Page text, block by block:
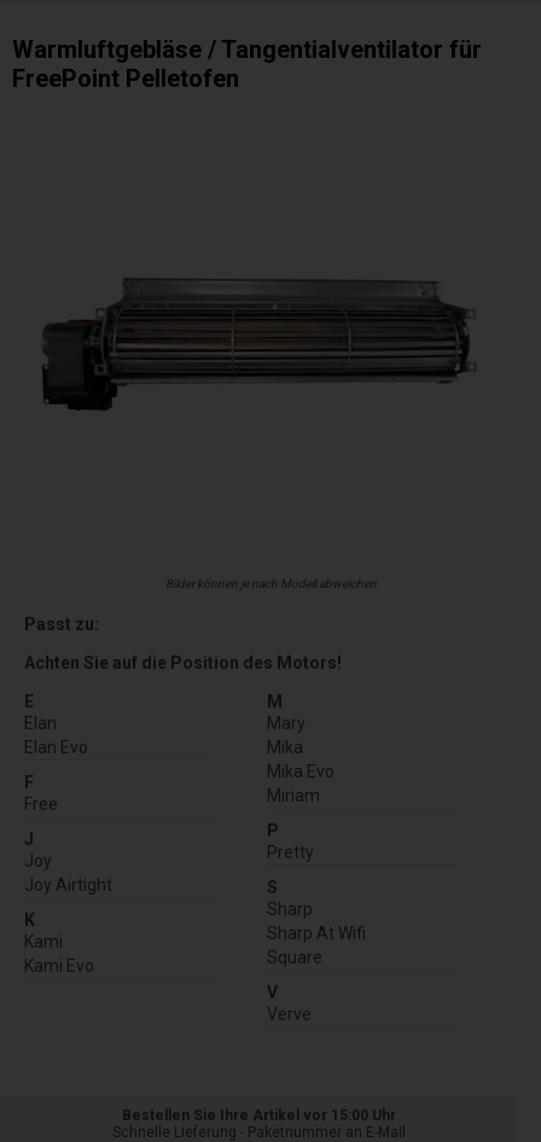
Warmluftgebläse / Tangentialventilator für
FreePoint Pelletofen
Bilder können je nach Modell abweichen
Passt zu:
Achten Sie auf die Position des Motors!
E
Elan
Elan Evo
F
Free
J
Joy
Joy Airtight
K
Kami
Kami Evo
M
Mary
Mika
Mika Evo
Miriam
P
Pretty
S
Sharp
Sharp At Wifi
Square
V
Verve
Bestellen Sie Ihre Artikel vor 15:00 Uhr
Schnelle Lieferung - Paketnummer an E-Mail